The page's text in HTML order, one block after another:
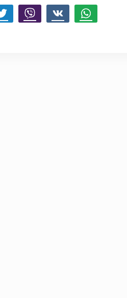
Twitter Viber Whatsapp